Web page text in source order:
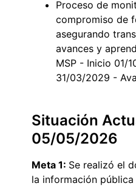
Proceso de
compromiso de
asegurando
avances y
MSP - Inicio 01/
31/03/2029 -
Situación
05/05/2026
Meta 1: Se realizó el
la información